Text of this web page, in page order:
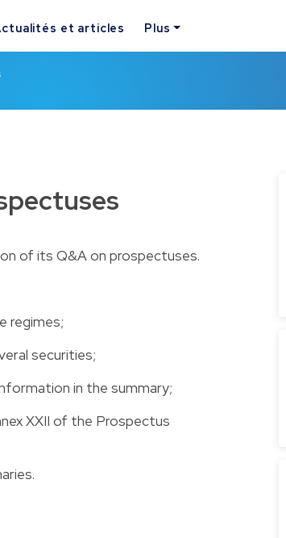
et articles Plus
of its Q&A on prospectuses.
regimes;
securities;
in the summary;
XXII of the Prospectus